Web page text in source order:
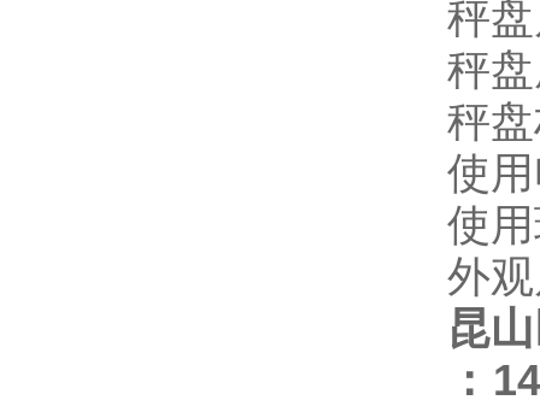
秤
秤
秤
使
使
外
昆山
：